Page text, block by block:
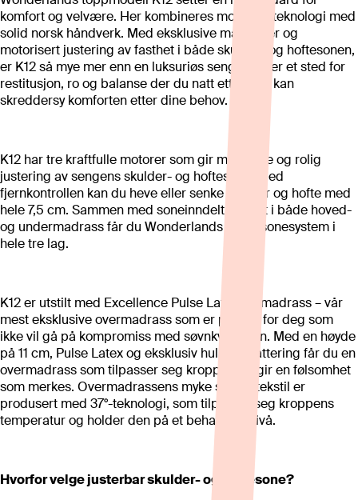
komfort og velvære. Her kombineres moderne teknologi med
solid norsk håndverk. Med eksklusive materialer og
motorisert justering av fasthet i både skulder- og hoftesonen,
er K12 så mye mer enn en luksuriøs seng – det er et sted for
restitusjon, ro og balanse der du natt etter natt kan
skreddersy komforten etter dine behov.
K12 har tre kraftfulle motorer som gir myk, stille og rolig
justering av sengens skulder- og hoftesone. Med
fjernkontrollen kan du heve eller senke skulder og hofte med
hele 7,5 cm. Sammen med soneinndelt Pocket i både hoved-
og undermadrass får du Wonderlands unike sonesystem i
hele tre lag.
K12 er utstilt med Excellence Pulse Late overmadrass – vår
mest eksklusive overmadrass som er perfekt for deg som
ikke vil gå på kompromiss med søvnkvaliteten. Med en høyde
på 11 cm, Pulse Latex og eksklusiv hullfibervattering får du en
overmadrass som tilpasser seg kroppen og gir en følsomhet
som merkes. Overmadrassens myke stretchtekstil er
produsert med 37°-teknologi, som tilpasser seg kroppens
temperatur og holder den på et behagelig nivå.
Hvorfor velge justerbar skulder- og hoftesone?